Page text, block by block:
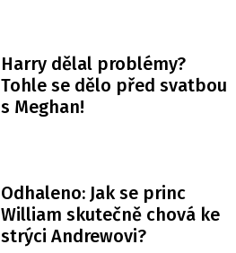
Harry dělal problémy?
Tohle se dělo před svatbou
s Meghan!
Odhaleno: Jak se princ
William skutečně chová ke
strýci Andrewovi?